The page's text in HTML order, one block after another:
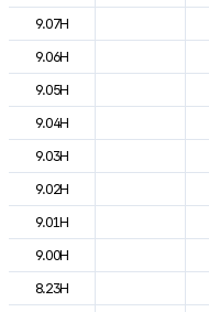
9.07H
9.06H
9.05H
9.04H
9.03H
9.02H
9.01H
9.00H
8.23H